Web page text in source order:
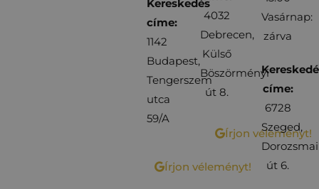
Kereskedés
címe:
1142
Budapest,
Tengerszem
utca
59/A
Írjon véleményt!
4032
Debrecen,
Külső
Böszörményi
út 8.
Írjon véleményt!
Vasárnap:
zárva
címe:
6728
Szeged,
Dorozsmai
út 6.